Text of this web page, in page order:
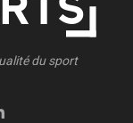
du sport